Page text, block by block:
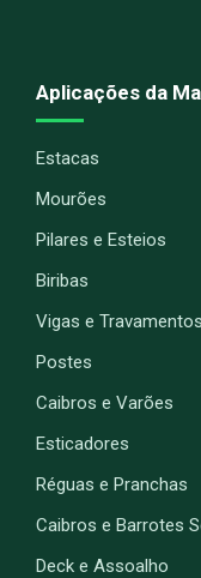
Aplicações da
Estacas
Mourões
Pilares e Esteios
Biribas
Vigas e Travamentos
Postes
Caibros e Varões
Esticadores
Réguas e Pranchas
Caibros e Barrotes
Deck e Assoalho